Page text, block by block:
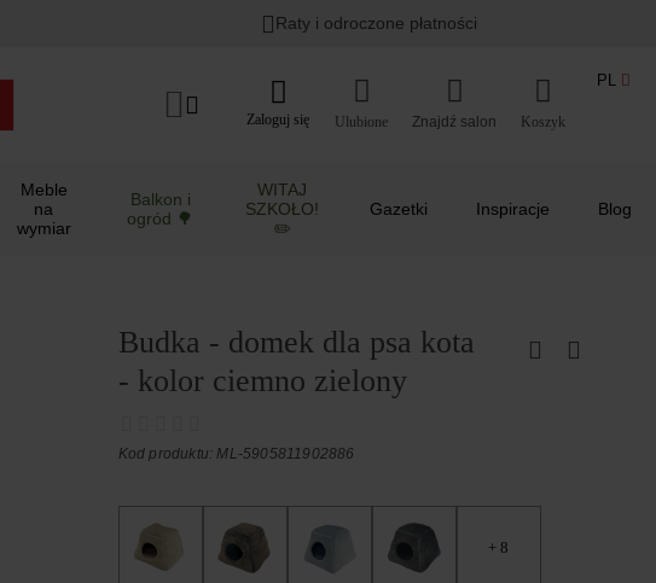
Raty i odroczone płatności
Zaloguj się Ulubione Koszyk
PL
Meble
na
wymiar
Balkon i
ogród 🌳
WITAJ
SZKOŁO!
✏️
Gazetki Inspiracje Blog
Budka - domek dla psa kota
- kolor ciemno zielony
Kod produktu: ML-5905811902886
+ 8